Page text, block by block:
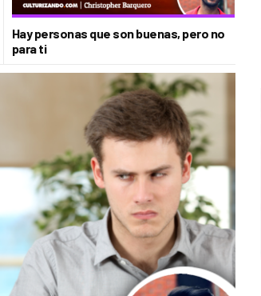
Hay personas que son buenas, pero no
para ti